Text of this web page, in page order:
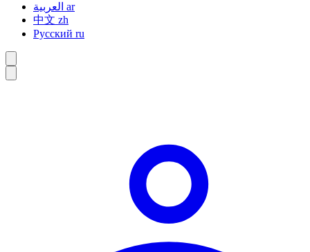
ar
中文 zh
Русский ru